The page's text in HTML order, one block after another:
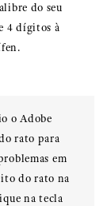
do seu
4 dígitos à
o Adobe
rato para
em
do rato na
na tecla